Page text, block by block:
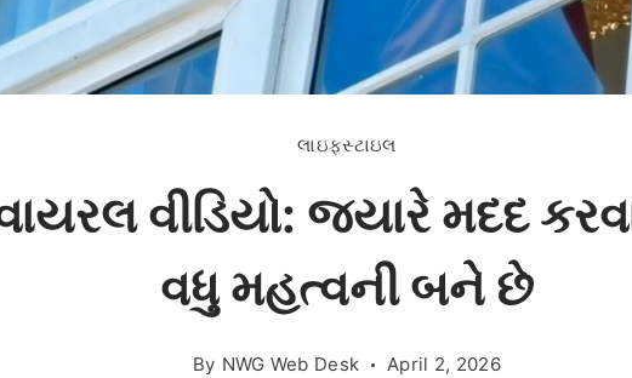
લાઇફસ્ટાઇલ
વીડિયો: જ્યારે મદદ
વધુ મહત્વની બને છે
By NWG Web Desk April 2, 2026